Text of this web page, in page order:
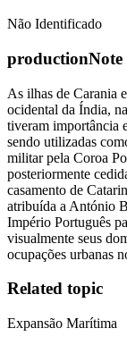
Não Identificado
productionNote
As ilhas de Carania
ocidental da Índia,
tiveram importância
sendo utilizadas
militar pela Coroa
posteriormente
casamento de
atribuída a António
Império Português
visualmente seus
ocupações urbanas
Related topic
Expansão Marítima